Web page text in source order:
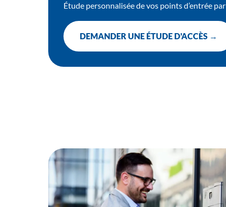
Étude personnalisée de vos points d’entrée
DEMANDER UNE ÉTUDE D'ACCÈS →